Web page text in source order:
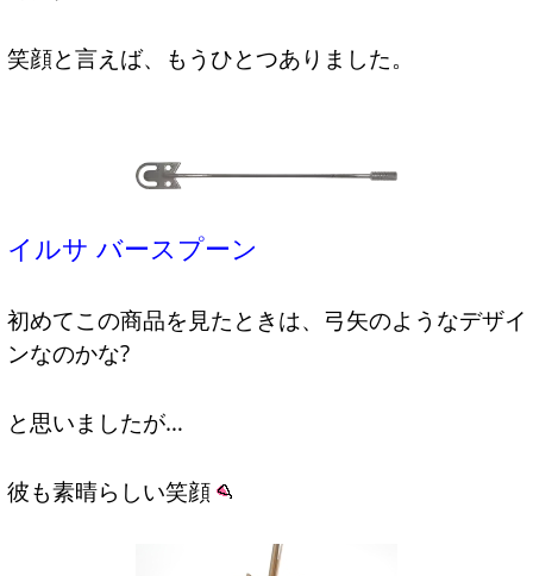
笑顔と言えば、もうひとつありました。
イルサ バースプーン
初めてこの商品を見たときは、弓矢のようなデザイ
ンなのかな?
と思いましたが…
彼も素晴らしい笑顔